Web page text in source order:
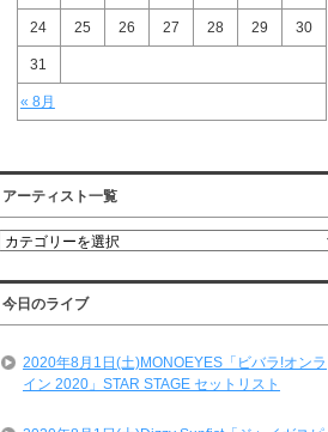
« 8月
24 25 26 27 28 29 30
31
アーティスト一覧
ア
ィ
一
今日のライブ
2020年8月1日(土)MONOEYES「ビバラ!オンラ
イン 2020」STAR STAGE セットリスト